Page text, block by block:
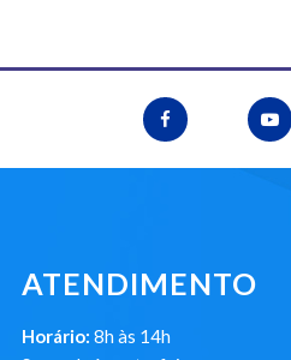
ATENDIMENTO
Horário: 8h às 14h